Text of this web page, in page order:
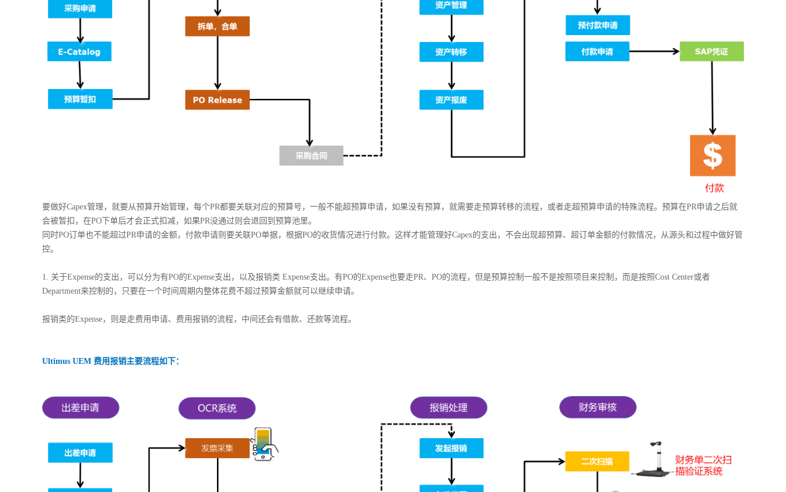
要做好Capex管理，就要从预算开始管理，每个PR都要关联对应的预算号，一般不能超预算申请，如果没有预算，就需要走预算转移的流程，或者走超预算申请的特殊流程。预算在PR 申请之后就
会被暂扣，在PO 下单后才会正式扣减，如果PR没通过则会退回到预算池里。
同时PO订单也不能超过PR 申请的金额，付款申请则要关联PO单据，根据PO的收货情况进行付款。这样才能管理好Capex的支出，不会出现超预算、超订单金额的付款情况，从源头和过程中做好管
控。
1. 关于Expense的支出，可以分为有PO的Expense支出，以及报销类 Expense支出。有PO的Expense也要走PR、 PO的流程，但是预算控制一般不是按照项目来控制，而是按照Cost Center或者
Department来控制的，只要在一个时间周期内整体花费不超过预算金额就可以继续申请。
报销类的Expense，则是走费用申请、费用报销的流程，中间还会有借款、还款等流程。
Ultimus UEM 费用报销主要流程如下：